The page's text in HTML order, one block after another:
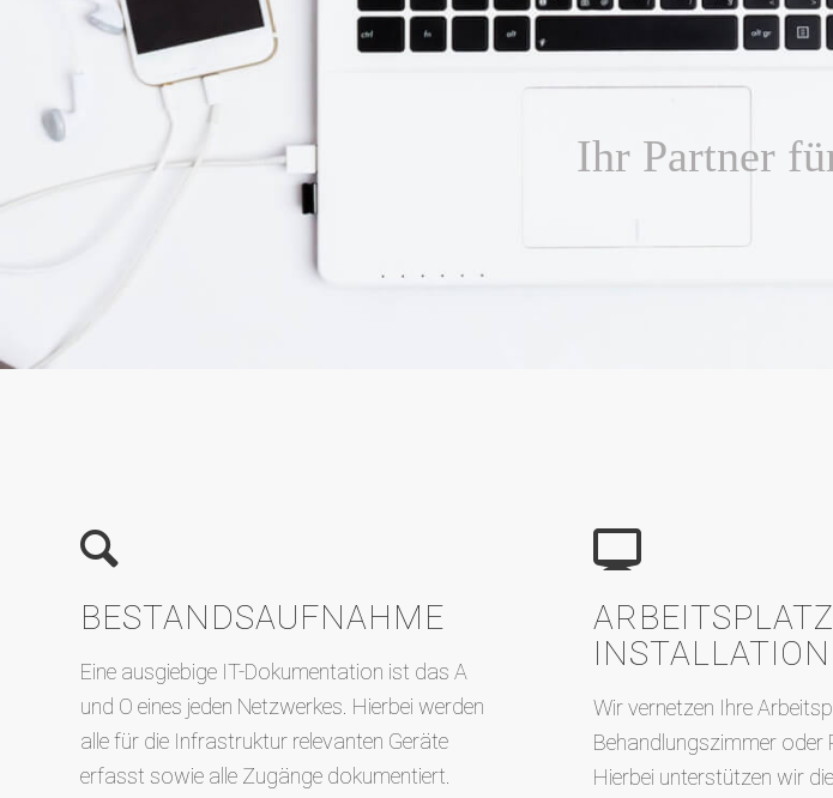
Ihr Partner
BESTANDS­AUFNAHME
Eine ausgiebige IT-Dokumentation ist das A
und O eines jeden Netzwerkes. Hierbei werden
alle für die Infrastruktur relevanten Geräte
erfasst sowie alle Zugänge dokumentiert.
INSTALLATION
Wir vernetzen Ihre
Behandlungszimmer oder
Hierbei unterstützen wir